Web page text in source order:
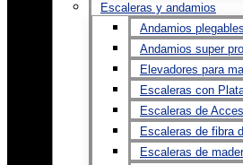
Escaleras y andamios
Andamios plegables
Andamios super
Elevadores para
Escaleras con
Escaleras de
Escaleras de fibra
Escaleras de